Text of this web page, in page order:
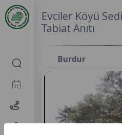
Evciler Köyü
Tabiat Anıtı
Burdur